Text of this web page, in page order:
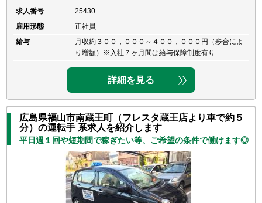
求人番号
25430
雇用形態
正社員
給与
月収約３００，０００～４００，０００円（歩合によ
り増額）※入社７ヶ月間は給与保障制度有り
詳細を見る
広島県福山市南蔵王町（フレスタ蔵王店より車で約５
分）の運転手 系求人を紹介します
平日週１回や短期間で稼ぎたい等、ご希望の条件で働けます◎